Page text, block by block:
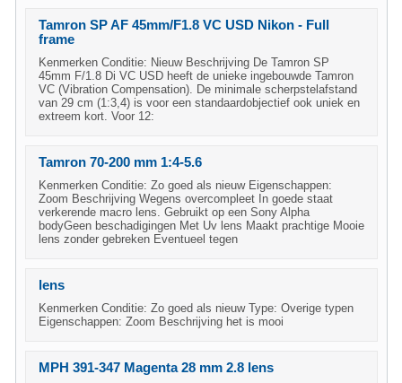
Tamron SP AF 45mm/F1.8 VC USD Nikon - Full
frame
Kenmerken Conditie: Nieuw Beschrijving De Tamron SP
45mm F/1.8 Di VC USD heeft de unieke ingebouwde Tamron
VC (Vibration Compensation). De minimale scherpstelafstand
van 29 cm (1:3,4) is voor een standaardobjectief ook uniek en
extreem kort. Voor 12:
Tamron 70-200 mm 1:4-5.6
Kenmerken Conditie: Zo goed als nieuw Eigenschappen:
Zoom Beschrijving Wegens overcompleet In goede staat
verkerende macro lens. Gebruikt op een Sony Alpha
bodyGeen beschadigingen Met Uv lens Maakt prachtige Mooie
lens zonder gebreken Eventueel tegen
lens
Kenmerken Conditie: Zo goed als nieuw Type: Overige typen
Eigenschappen: Zoom Beschrijving het is mooi
MPH 391-347 Magenta 28 mm 2.8 lens